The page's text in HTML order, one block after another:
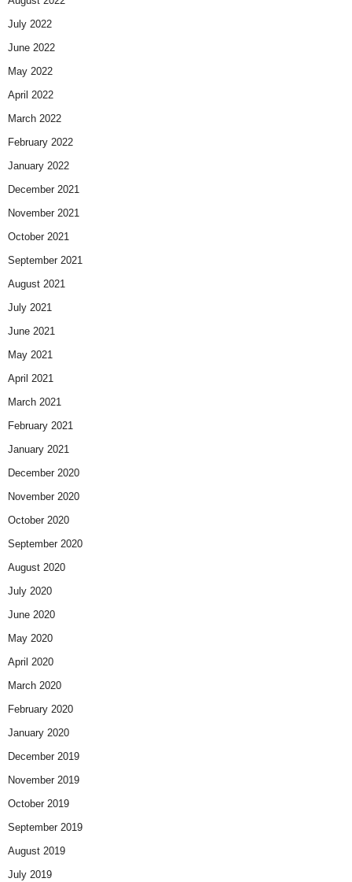
July 2022
June 2022
May 2022
April 2022
March 2022
February 2022
January 2022
December 2021
November 2021
October 2021
September 2021
August 2021
July 2021
June 2021
May 2021
April 2021
March 2021
February 2021
January 2021
December 2020
November 2020
October 2020
September 2020
August 2020
July 2020
June 2020
May 2020
April 2020
March 2020
February 2020
January 2020
December 2019
November 2019
October 2019
September 2019
August 2019
July 2019